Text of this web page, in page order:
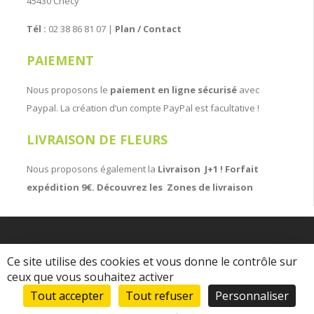
Tél : 02 38 86 81 07 | Plan / Contact
PAIEMENT
Nous proposons le paiement en ligne sécurisé avec
Paypal. La création d’un compte PayPal est facultative !
LIVRAISON DE FLEURS
Nous proposons également la Livraison J+1 ! Forfait
expédition 9€. Découvrez les Zones de livraison
Conditions générales de vente
Ce site utilise des cookies et vous donne le contrôle sur
ceux que vous souhaitez activer
Tout accepter
Tout refuser
Personnaliser